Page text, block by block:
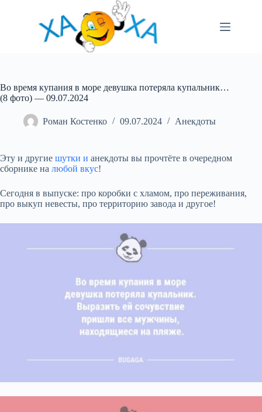
Во время купания в море девушка потеряла купальник…
(8 фото) — 09.07.2024
Роман Костенко 09.07.2024 Анекдоты
Эту и другие шутки и анекдоты вы прочтёте в очередном
сборнике на любой вкус!
Сегодня в выпуске: про коробки с хламом, про переживания,
про выкуп невесты, про территорию завода и другое!